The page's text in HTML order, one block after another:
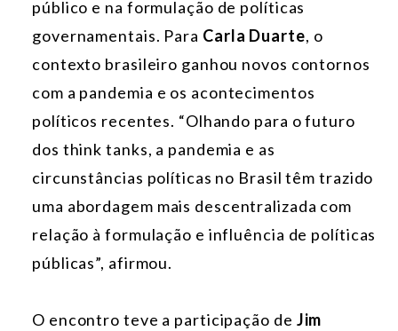
público e na formulação de políticas
governamentais. Para Carla Duarte, o
contexto brasileiro ganhou novos contornos
com a pandemia e os acontecimentos
políticos recentes. “Olhando para o futuro
dos think tanks, a pandemia e as
circunstâncias políticas no Brasil têm trazido
uma abordagem mais descentralizada com
relação à formulação e influência de políticas
públicas”, afirmou.
O encontro teve a participação de Jim